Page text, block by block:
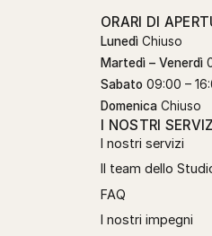
ORARI DI
Lunedì Chiuso
Martedì – Venerdì
Sabato 09:00 –
Domenica Chiuso
I NOSTRI
I nostri servizi
Il team dello
FAQ
I nostri impegni